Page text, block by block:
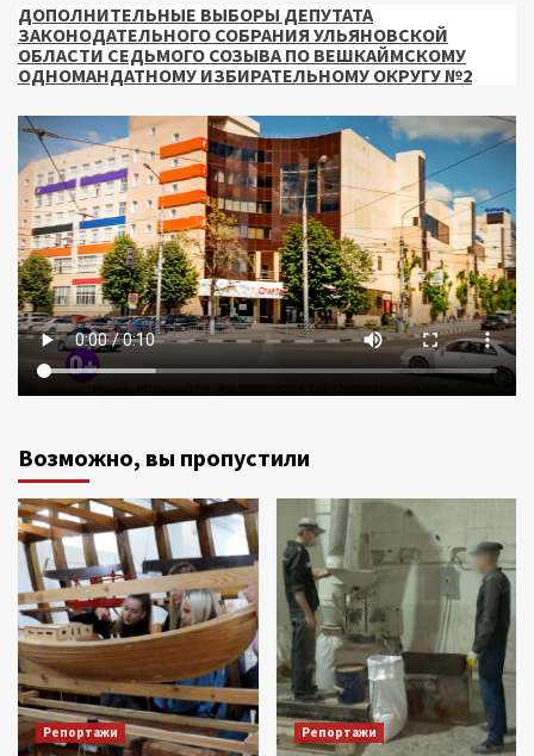
ДОПОЛНИТЕЛЬНЫЕ ВЫБОРЫ ДЕПУТАТА
ЗАКОНОДАТЕЛЬНОГО СОБРАНИЯ УЛЬЯНОВСКОЙ
ОБЛАСТИ СЕДЬМОГО СОЗЫВА ПО ВЕШКАЙМСКОМУ
ОДНОМАНДАТНОМУ ИЗБИРАТЕЛЬНОМУ ОКРУГУ №2
Возможно, вы пропустили
Репортажи Репортажи